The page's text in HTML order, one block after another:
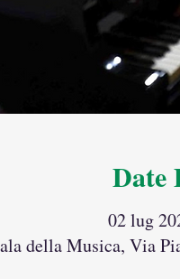
Date
02 lug
della Musica, Via